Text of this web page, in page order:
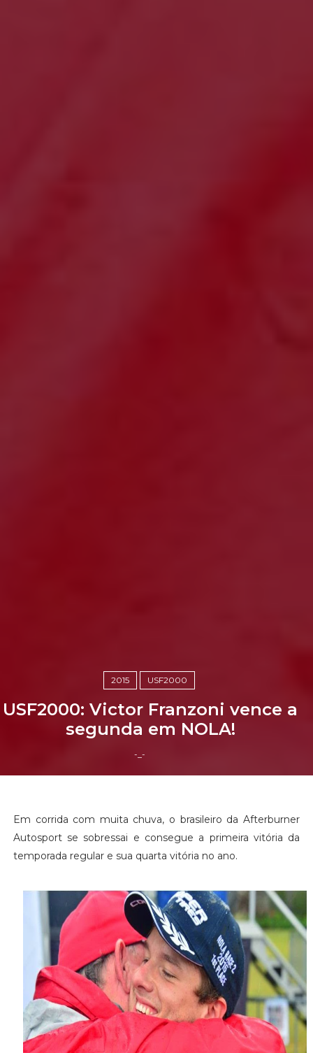
2015 USF2000
USF2000: Victor Franzoni vence a
segunda em NOLA!
-_-
Em corrida com muita chuva, o brasileiro da Afterburner
Autosport se sobressai e consegue a primeira vitória da
temporada regular e sua quarta vitória no ano.